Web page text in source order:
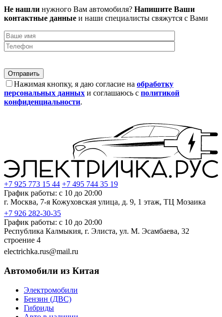
Не нашли нужного Вам автомобиля? Напишите Ваши
контактные данные и наши специалисты свяжутся с Вами
Нажимая кнопку, я даю согласие на обработку
персональных данных и соглашаюсь с политикой
конфиденциальности.
+7 925 773 15 44 +7 495 744 35 19
График работы: с 10 до 20:00
г. Москва, 7-я Кожуховская улица, д. 9, 1 этаж, ТЦ Мозаика
+7 926 282-30-35
График работы: с 10 до 20:00
Республика Калмыкия, г. Элиста, ул. М. Эсамбаева, 32
строение 4
electrichka.rus@mail.ru
Автомобили из Китая
Электромобили
Бензин (ДВС)
Гибриды